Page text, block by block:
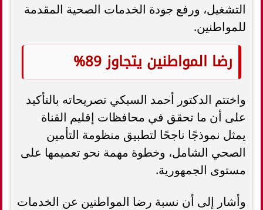
التشغيل، ورفع جودة الخدمات الصحية المقدمة
للمواطنين.
رضا المواطنين يتجاوز 89%
واختتم الدكتور أحمد السبكي تصريحاته بالتأكيد
على أن ما تحقق في محافظات إقليم القناة
يمثل نموذجًا ناجحًا لتطبيق منظومة التأمين
الصحي الشامل، وخطوة مهمة نحو تعميمها على
مستوى الجمهورية.
وأشار إلى أن نسبة رضا المواطنين عن الخدمات